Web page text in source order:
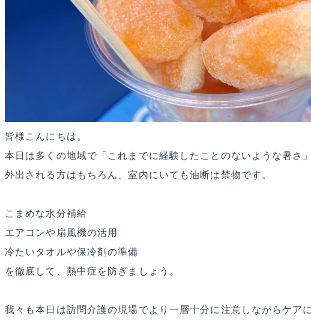
皆様こんにちは。
本日は多くの地域で「これまでに経験したことのないような暑さ
外出される方はもちろん、室内にいても油断は禁物です。
こまめな水分補給
エアコンや扇風機の活用
冷たいタオルや保冷剤の準備
を徹底して、熱中症を防ぎましょう。
我々も本日は訪問介護の現場でより一層十分に注意しながらケア